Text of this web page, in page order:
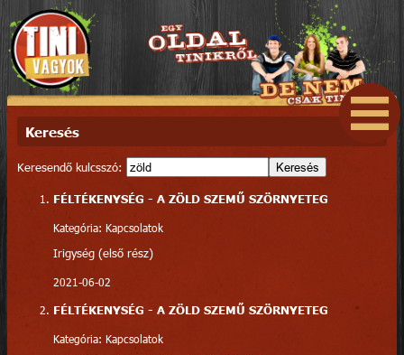
Keresés
Keresendő kulcsszó: Keresés
FÉLTÉKENYSÉG - A ZÖLD SZEMŰ SZÖRNYETEG
Kategória: Kapcsolatok
Irigység (első rész)
2021-06-02
FÉLTÉKENYSÉG - A ZÖLD SZEMŰ SZÖRNYETEG
Kategória: Kapcsolatok